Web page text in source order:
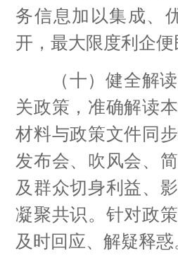
务信息加以集成、
开，最大限度利企便
（十）健全解读
关政策，准确解读
材料与政策文件同
发布会、吹风会、
及群众切身利益、
凝聚共识。针对政
及时回应、解疑释惑